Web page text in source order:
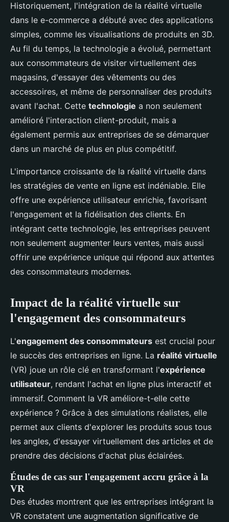
Historiquement, l'intégration de la réalité virtuelle
dans le e-commerce a débuté avec des applications
simples, comme les visualisations de produits en 3D.
Au fil du temps, la technologie a évolué, permettant
aux consommateurs de visiter virtuellement des
magasins, d'essayer des vêtements ou des
accessoires, et même de personnaliser des produits
avant l'achat. Cette technologie a non seulement
amélioré l'interaction client-produit, mais a
également permis aux entreprises de se démarquer
dans un marché de plus en plus compétitif.
L'importance croissante de la réalité virtuelle dans
les stratégies de vente en ligne est indéniable. Elle
offre une expérience utilisateur enrichie, favorisant
l'engagement et la fidélisation des clients. En
intégrant cette technologie, les entreprises peuvent
non seulement augmenter leurs ventes, mais aussi
offrir une expérience unique qui répond aux attentes
des consommateurs modernes.
Impact de la réalité virtuelle sur
l'engagement des consommateurs
L'engagement des consommateurs est crucial pour
le succès des entreprises en ligne. La réalité virtuelle
(VR) joue un rôle clé en transformant l'expérience
utilisateur, rendant l'achat en ligne plus interactif et
immersif. Comment la VR améliore-t-elle cette
expérience ? Grâce à des simulations réalistes, elle
permet aux clients d'explorer les produits sous tous
les angles, d'essayer virtuellement des articles et de
prendre des décisions d'achat plus éclairées.
Études de cas sur l'engagement accru grâce à la
VR
Des études montrent que les entreprises intégrant la
VR constatent une augmentation significative de